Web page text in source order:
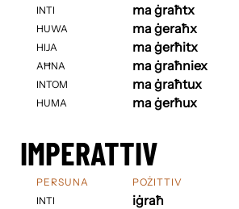
INTI
HUWA
HIJA
AĦNA
INTOM
HUMA
ma ġraħtx
ma ġeraħx
ma ġerħitx
ma ġraħniex
ma ġraħtux
ma ġerħux
IMPERATTIV
PERSUNA
INTI
POŻITTIV
iġraħ